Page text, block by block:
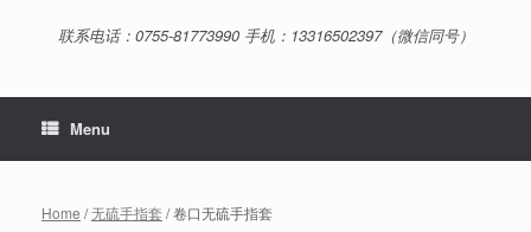
联系电话：0755-81773990 手机：13316502397（微信同号）
Menu
Home /无硫手指套 / 卷口无硫手指套